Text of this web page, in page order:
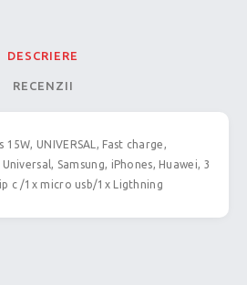
DESCRIERE
RECENZII
UNIVERSAL, Fast charge,
Samsung, iPhones, Huawei, 3
c /1x micro usb/1x Ligthning